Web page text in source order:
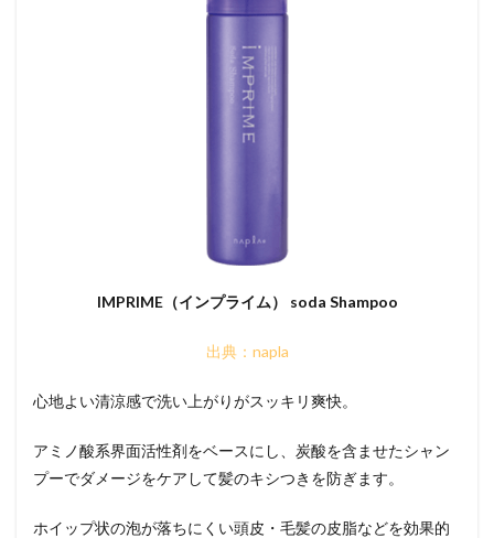
IMPRIME（インプライム） soda Shampoo
出典：napla
心地よい清涼感で洗い上がりがスッキリ爽快。
アミノ酸系界面活性剤をベースにし、炭酸を含ませたシャン
プーでダメージをケアして髪のキシつきを防ぎます。
ホイップ状の泡が落ちにくい頭皮・毛髪の皮脂などを効果的